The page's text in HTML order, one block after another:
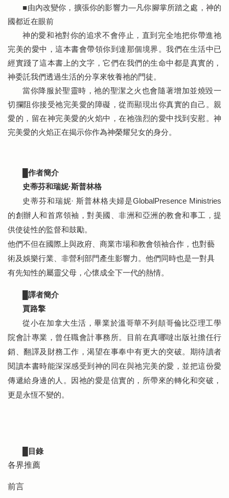
■由內改變你，擴張你的影響力—凡你腳掌所踏之處，神的
國都近在眼前
神的愛和祂對你的追求不會停止，直到完全地把你帶進祂
完美的愛中，這本書會帶領你到達那個境界。我們在生活中已
經實踐了這本書上的文字，它們在我們的生命中都是真實的，
神委託我們透過生活的分享來牧養祂的門徒。
當你降服於聖靈時，祂的聖潔之火也會隨著增加並燒毀一
切攔阻你接受祂完美愛的障礙，從而顯現出你真實的自己。親
愛的，留在神完美愛的火焰中，在祂強烈的愛中找到安慰。神
完美愛的火焰正在揭示你作為神榮耀兒女的身分。
█作者簡介
史蒂芬和瑞妮·斯普林格
史蒂芬和瑞妮· 斯普林格夫婦是GlobalPresence Ministries
的創辦人和首席領袖，對美國、非洲和亞洲的教會和事工，提
供使徒性的監督和鼓勵。
他們不但在國際上與政府、商業市場和教會領袖合作，也對藝
術及娛樂行業、非營利部門產生影響力。他們同時也是一對具
有先知性的屬靈父母，心懷成全下一代的熱情。
█譯者簡介
賈路擎
從小在加拿大生活，畢業於溫哥華不列顛哥倫比亞理工學
院會計專業，曾任職會計事務所。目前在真哪噠出版社擔任行
銷、翻譯及財務工作，渴望在事奉中有更大的突破。期待讀者
閱讀本書時能深深感受到神的同在與祂完美的愛，並把這份愛
傳遞給身邊的人。因祂的愛是信實的，所帶來的轉化和突破，
更是永恆不變的。
目錄
各界推薦
前言